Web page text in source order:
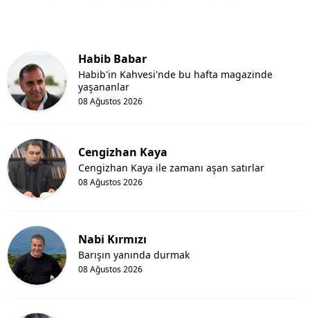
Habib Babar
08 Ağustos 2026
Habib'in Kahvesi'nde bu hafta magazinde
yaşananlar
Cengizhan Kaya
08 Ağustos 2026
Cengizhan Kaya ile zamanı aşan satırlar
Nabi Kırmızı
08 Ağustos 2026
Barışın yanında durmak